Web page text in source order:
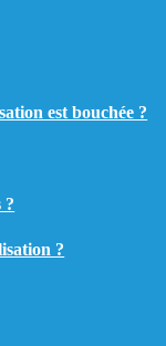
est bouchée ?
?
?